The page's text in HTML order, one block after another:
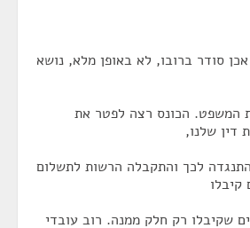
סודר ברובו, לא באופן מלא, נושא
המשפט. הכונס רצה לפטר את
דין שלנו,
לכך והתקבלה הרשות לתשלום
שקיבלו רק חלק ממנה. רוב עובדי